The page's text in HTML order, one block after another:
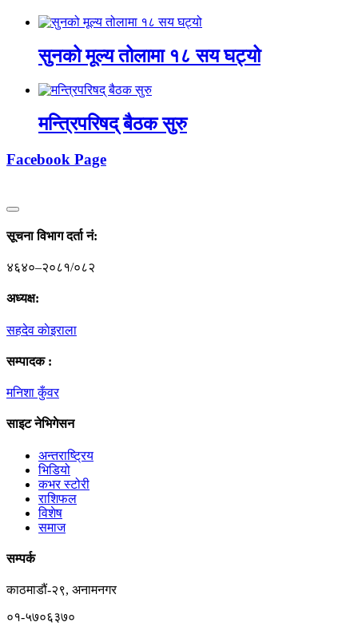
सुनको मूल्य तोलामा १८ सय घट्यो
मन्त्रिपरिषद् बैठक सुरु
Facebook Page
सूचना विभाग दर्ता नं‍:
४६४०–२०८१/०८२
अध्यक्ष:
सहदेव काेइराला
सम्पादक :
मनिशा कुँवर
साइट नेभिगेसन
अन्तराष्ट्रिय
भिडियो
कभर स्टोरी
राशिफल
विशेष
समाज
सम्पर्क
काठमाडौं-२९, अनामनगर
०१-५७०६३७०